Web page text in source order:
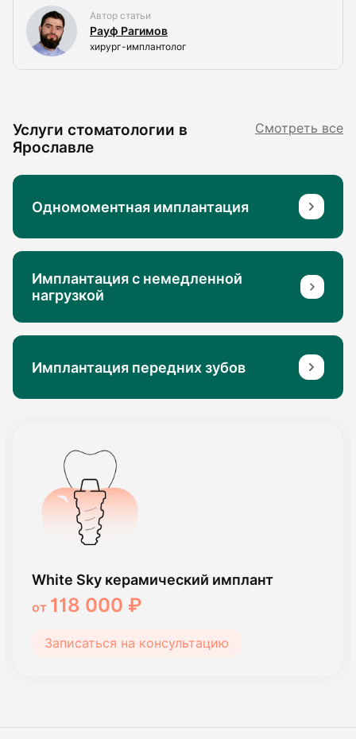
Автор статьи
Рауф Рагимов
хирург-имплантолог
Услуги стоматологии в
Ярославле
Смотреть все
Одномоментная имплантация
Имплантация с немедленной
нагрузкой
Имплантация передних зубов
White Sky керамический имплант
от 118 000 ₽
Записаться на консультацию